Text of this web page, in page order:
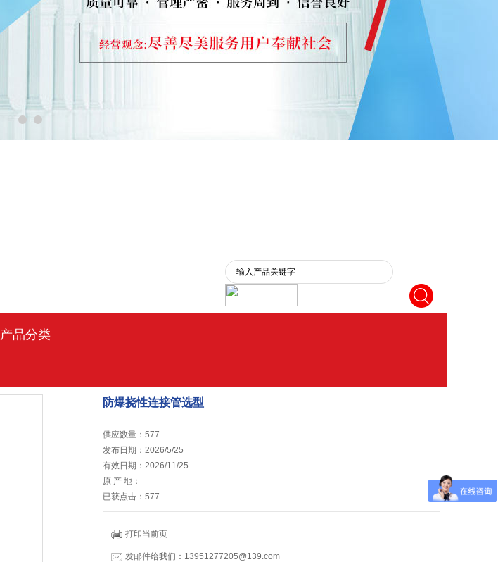
产品分类
防爆挠性连接管选型
供应数量：577
发布日期：2026/5/25
有效日期：2026/11/25
原 产 地：
已获点击：577
打印当前页
发邮件给我们：13951277205@139.com